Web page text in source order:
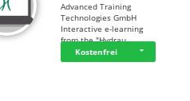
Advanced Training
Technologies GmbH
Interactive e-learning
from the "Hydrau…
Kostenfrei